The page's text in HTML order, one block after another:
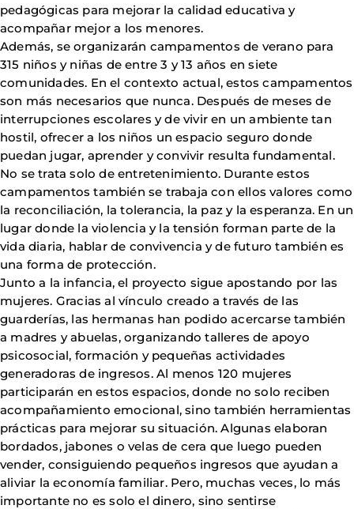
pedagógicas para mejorar la calidad educativa y
acompañar mejor a los menores.
Además, se organizarán campamentos de verano para
315 niños y niñas de entre 3 y 13 años en siete
comunidades. En el contexto actual, estos campamentos
son más necesarios que nunca. Después de meses de
interrupciones escolares y de vivir en un ambiente tan
hostil, ofrecer a los niños un espacio seguro donde
puedan jugar, aprender y convivir resulta fundamental.
No se trata solo de entretenimiento. Durante estos
campamentos también se trabaja con ellos valores como
la reconciliación, la tolerancia, la paz y la esperanza. En un
lugar donde la violencia y la tensión forman parte de la
vida diaria, hablar de convivencia y de futuro también es
una forma de protección.
Junto a la infancia, el proyecto sigue apostando por las
mujeres. Gracias al vínculo creado a través de las
guarderías, las hermanas han podido acercarse también
a madres y abuelas, organizando talleres de apoyo
psicosocial, formación y pequeñas actividades
generadoras de ingresos. Al menos 120 mujeres
participarán en estos espacios, donde no solo reciben
acompañamiento emocional, sino también herramientas
prácticas para mejorar su situación. Algunas elaboran
bordados, jabones o velas de cera que luego pueden
vender, consiguiendo pequeños ingresos que ayudan a
aliviar la economía familiar. Pero, muchas veces, lo más
importante no es solo el dinero, sino sentirse